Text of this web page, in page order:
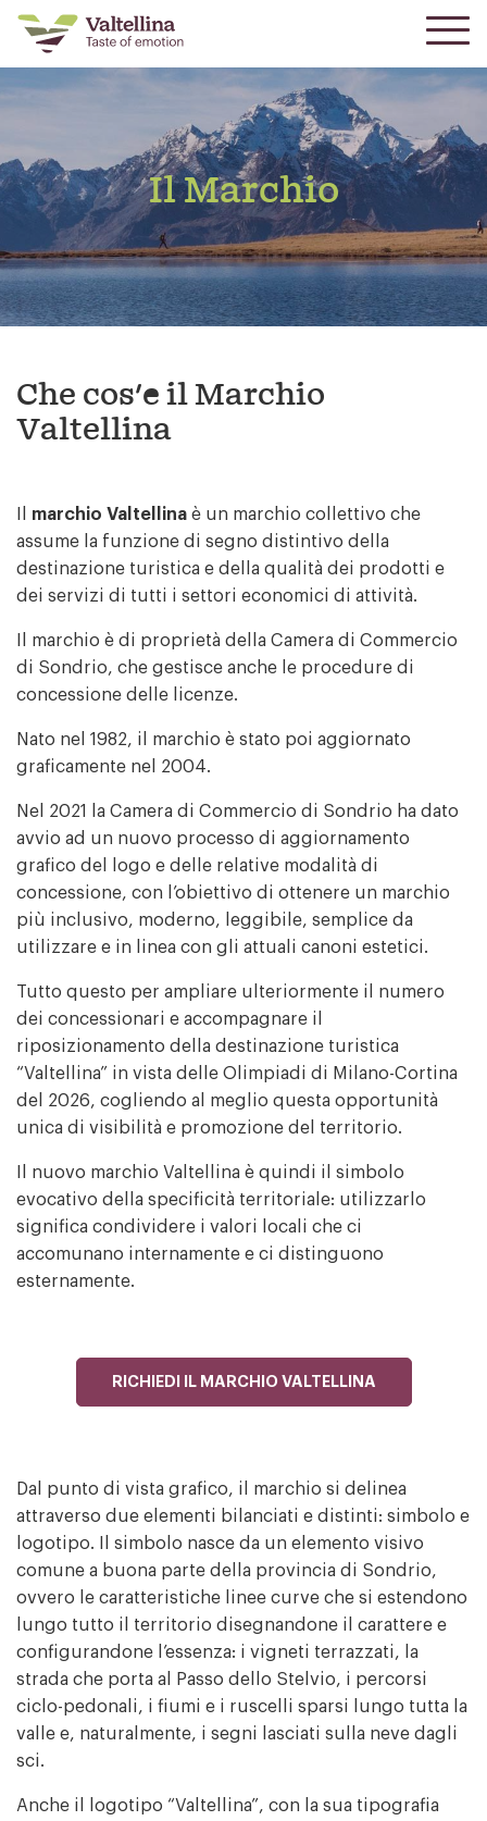
Salta
contenuto
principale
Il Marchio
Che cos'è il Marchio
Valtellina
marchio Valtellina è un marchio collettivo che
assume la funzione di segno distintivo della
destinazione turistica e della qualità dei prodotti e
dei servizi di tutti i settori economici di attività.
Il marchio è di proprietà della Camera di Commercio
di Sondrio, che gestisce anche le procedure di
concessione delle licenze.
Nato nel 1982, il marchio è stato poi aggiornato
graficamente nel 2004.
Nel 2021 la Camera di Commercio di Sondrio ha dato
avvio ad un nuovo processo di aggiornamento
grafico del logo e delle relative modalità di
concessione, con l’obiettivo di ottenere un marchio
più inclusivo, moderno, leggibile, semplice da
utilizzare e in linea con gli attuali canoni estetici.
Tutto questo per ampliare ulteriormente il numero
dei concessionari e accompagnare il
riposizionamento della destinazione turistica
“Valtellina” in vista delle Olimpiadi di Milano-Cortina
del 2026, cogliendo al meglio questa opportunità
unica di visibilità e promozione del territorio.
Il nuovo marchio Valtellina è quindi il simbolo
evocativo della specificità territoriale: utilizzarlo
significa condividere i valori locali che ci
accomunano internamente e ci distinguono
esternamente.
RICHIEDI IL MARCHIO VALTELLINA
Dal punto di vista grafico, il marchio si delinea
attraverso due elementi bilanciati e distinti: simbolo e
logotipo. Il simbolo nasce da un elemento visivo
comune a buona parte della provincia di Sondrio,
ovvero le caratteristiche linee curve che si estendono
lungo tutto il territorio disegnandone il carattere e
configurandone l’essenza: i vigneti terrazzati, la
strada che porta al Passo dello Stelvio, i percorsi
ciclo-pedonali, i fiumi e i ruscelli sparsi lungo tutta la
valle e, naturalmente, i segni lasciati sulla neve dagli
sci.
Anche il logotipo “Valtellina”, con la sua tipografia